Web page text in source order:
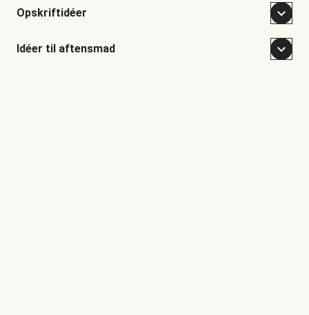
Opskriftidéer
Idéer til aftensmad